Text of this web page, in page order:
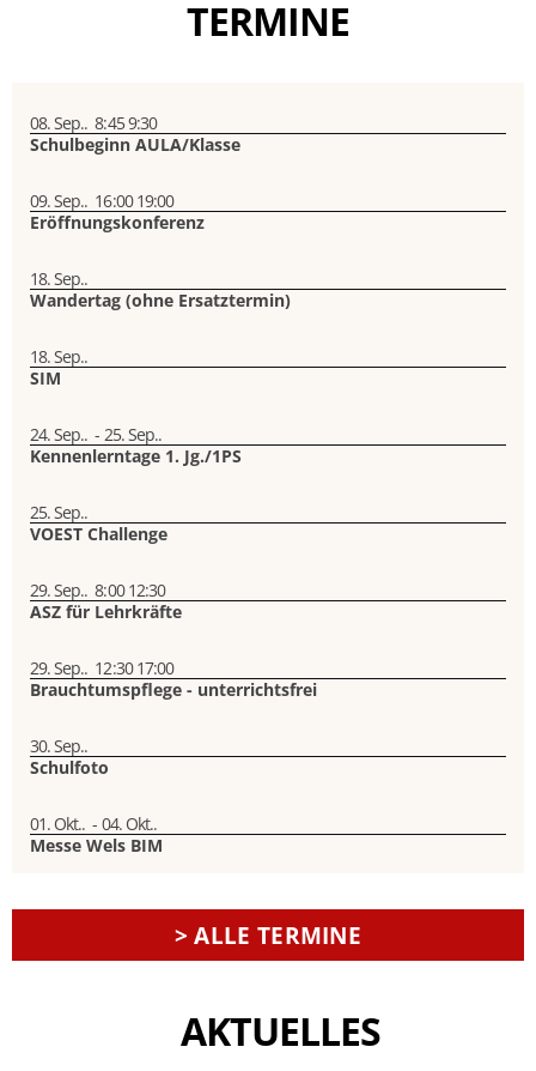
TERMINE
08. Sep.. 8:459:30
Schulbeginn AULA/Klasse
09. Sep.. 16:0019:00
Eröffnungskonferenz
18. Sep..
Wandertag (ohne Ersatztermin)
18. Sep..
SIM
24. Sep.. - 25. Sep..
Kennenlerntage 1. Jg./1PS
25. Sep..
VOEST Challenge
29. Sep.. 8:0012:30
ASZ für Lehrkräfte
29. Sep.. 12:3017:00
Brauchtumspflege - unterrichtsfrei
30. Sep..
Schulfoto
01. Okt.. - 04. Okt..
Messe Wels BIM
> ALLE TERMINE
AKTUELLES